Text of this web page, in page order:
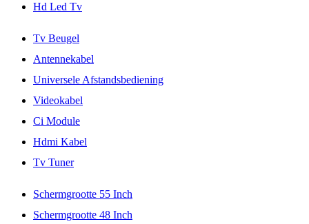
Hd Led Tv
Tv Beugel
Antennekabel
Universele Afstandsbediening
Videokabel
Ci Module
Hdmi Kabel
Tv Tuner
Schermgrootte 55 Inch
Schermgrootte 48 Inch